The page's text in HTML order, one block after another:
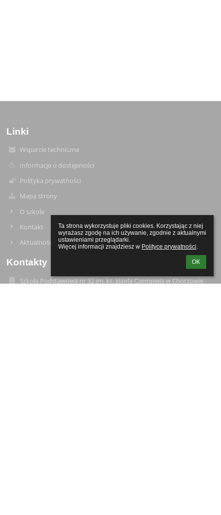
Ta strona wykorzystuje pliki cookies. Korzystając z niej
wyrażasz zgodę na ich używanie, zgodnie z aktualnymi
ustawieniami przeglądarki.
Więcej informacji znajdziesz w Polityce prywatności.
OK
Linki
Wsparcie techniczne
Informacje o dostępności
Polityka prywatności
Mapa strony
O szkole
Kontakt
Aktualności
Kontakty
Szkoła Podstawowa nr 32 im. ks. Józefa Czempiela w Chorzowie